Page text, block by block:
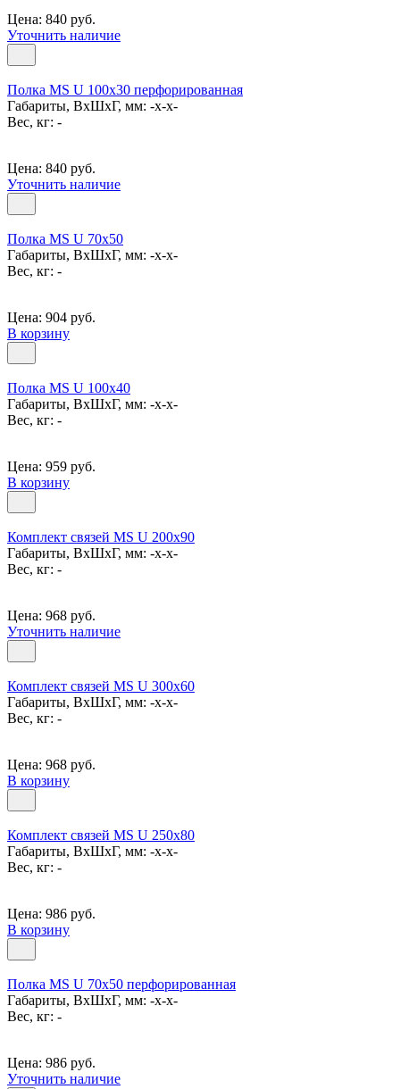
Цена: 840 руб.
Уточнить наличие
Полка MS U 100х30 перфорированная
Габариты, ВxШxГ, мм: -x-x-
Вес, кг: -
Цена: 840 руб.
Уточнить наличие
Полка MS U 70х50
Габариты, ВxШxГ, мм: -x-x-
Вес, кг: -
Цена: 904 руб.
В корзину
Полка MS U 100х40
Габариты, ВxШxГ, мм: -x-x-
Вес, кг: -
Цена: 959 руб.
В корзину
Комплект связей MS U 200x90
Габариты, ВxШxГ, мм: -x-x-
Вес, кг: -
Цена: 968 руб.
Уточнить наличие
Комплект связей MS U 300x60
Габариты, ВxШxГ, мм: -x-x-
Вес, кг: -
Цена: 968 руб.
В корзину
Комплект связей MS U 250x80
Габариты, ВxШxГ, мм: -x-x-
Вес, кг: -
Цена: 986 руб.
В корзину
Полка MS U 70х50 перфорированная
Габариты, ВxШxГ, мм: -x-x-
Вес, кг: -
Цена: 986 руб.
Уточнить наличие